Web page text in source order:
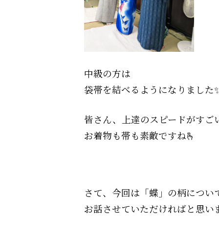
中級の方は
袋帯を結べるようになりました
皆さん、上達のスピードがすご
お着物も帯も素敵ですね🫰
さて、今回は「蝶」の柄につい
お話させていただければと思い